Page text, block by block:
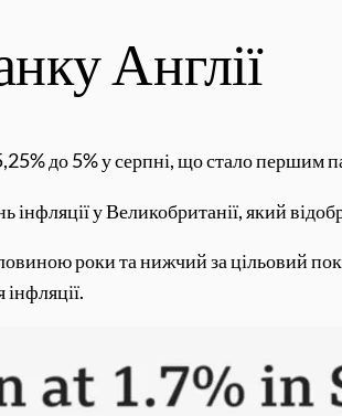
Англії
до 5% у серпні, що стало першим
інфляції у Великобританії, який
роки та нижчий за цільовий